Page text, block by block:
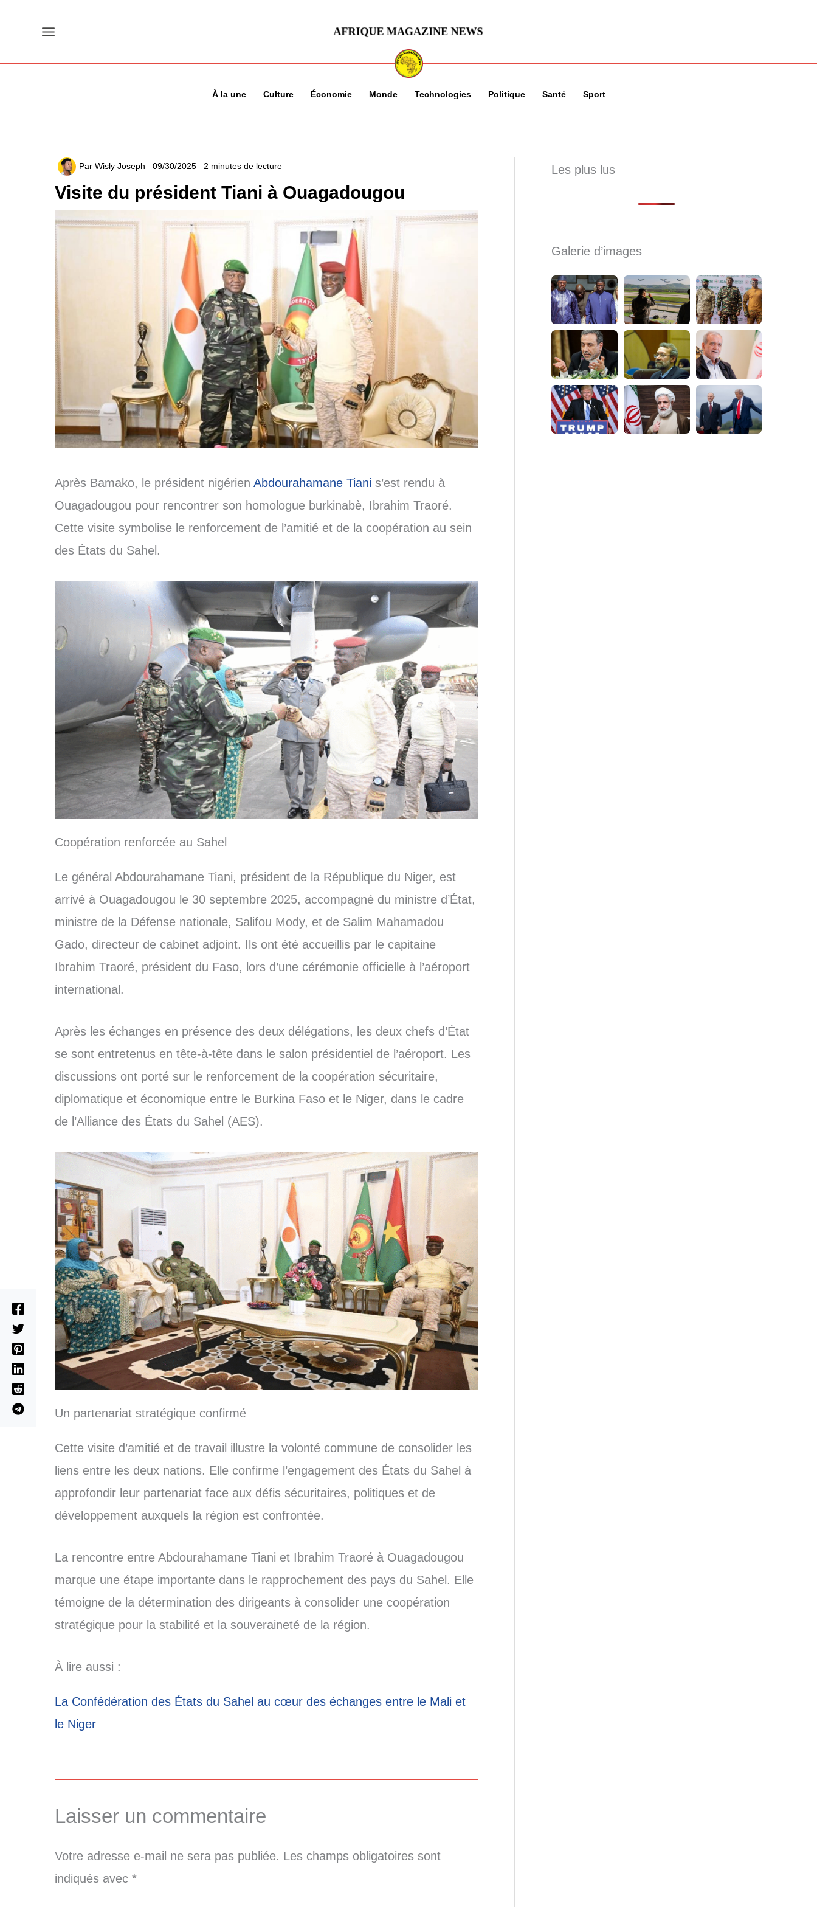
À la une Culture Économie Monde Technologies Politique Santé Sport
Par Wisly Joseph 09/30/2025 2 minutes de lecture
Visite du président Tiani à Ouagadougou
Après Bamako, le président nigérien Abdourahamane Tiani s’est rendu à
Ouagadougou pour rencontrer son homologue burkinabè, Ibrahim Traoré.
Cette visite symbolise le renforcement de l’amitié et de la coopération au sein
des États du Sahel.
Coopération renforcée au Sahel
Le général Abdourahamane Tiani, président de la République du Niger, est
arrivé à Ouagadougou le 30 septembre 2025, accompagné du ministre d’État,
ministre de la Défense nationale, Salifou Mody, et de Salim Mahamadou
Gado, directeur de cabinet adjoint. Ils ont été accueillis par le capitaine
Ibrahim Traoré, président du Faso, lors d’une cérémonie officielle à l’aéroport
international.
Après les échanges en présence des deux délégations, les deux chefs d’État
se sont entretenus en tête-à-tête dans le salon présidentiel de l’aéroport. Les
discussions ont porté sur le renforcement de la coopération sécuritaire,
diplomatique et économique entre le Burkina Faso et le Niger, dans le cadre
de l’Alliance des États du Sahel (AES).
Un partenariat stratégique confirmé
Cette visite d’amitié et de travail illustre la volonté commune de consolider les
liens entre les deux nations. Elle confirme l’engagement des États du Sahel à
approfondir leur partenariat face aux défis sécuritaires, politiques et de
développement auxquels la région est confrontée.
La rencontre entre Abdourahamane Tiani et Ibrahim Traoré à Ouagadougou
marque une étape importante dans le rapprochement des pays du Sahel. Elle
témoigne de la détermination des dirigeants à consolider une coopération
stratégique pour la stabilité et la souveraineté de la région.
À lire aussi :
La Confédération des États du Sahel au cœur des échanges entre le Mali et
le Niger
Laisser un commentaire
Votre adresse e-mail ne sera pas publiée. Les champs obligatoires sont
indiqués avec *
Les plus lus
Galerie d’images